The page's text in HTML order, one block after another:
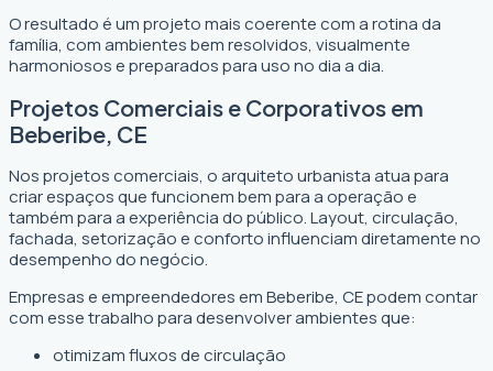
O resultado é um projeto mais coerente com a rotina da
família, com ambientes bem resolvidos, visualmente
harmoniosos e preparados para uso no dia a dia.
Projetos Comerciais e Corporativos em
Beberibe, CE
Nos projetos comerciais, o arquiteto urbanista atua para
criar espaços que funcionem bem para a operação e
também para a experiência do público. Layout, circulação,
fachada, setorização e conforto influenciam diretamente no
desempenho do negócio.
Empresas e empreendedores em Beberibe, CE podem contar
com esse trabalho para desenvolver ambientes que:
otimizam fluxos de circulação